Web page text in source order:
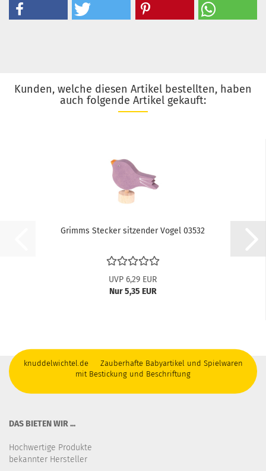
Kunden, welche diesen Artikel bestellten, haben
auch folgende Artikel gekauft:
Grimms Stecker sitzender Vogel 03532
UVP 6,29 EUR
Nur 5,35 EUR
knuddelwichtel.de Zauberhafte Babyartikel und Spielwaren
mit Bestickung und Beschriftung
DAS BIETEN WIR ...
Hochwertige Produkte
bekannter Hersteller